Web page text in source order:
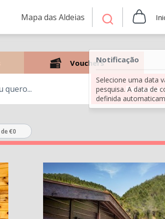
Mapa das Aldeias
Notificação
Selecione uma data
pesquisa. A data de
definida
Vouchers
Pesquisar
de €0